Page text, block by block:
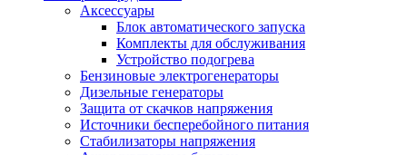
Аксессуары
Блок автоматического запуска
Комплекты для обслуживания
Устройство подогрева
Бензиновые электрогенераторы
Дизельные генераторы
Защита от скачков напряжения
Источники бесперебойного питания
Стабилизаторы напряжения